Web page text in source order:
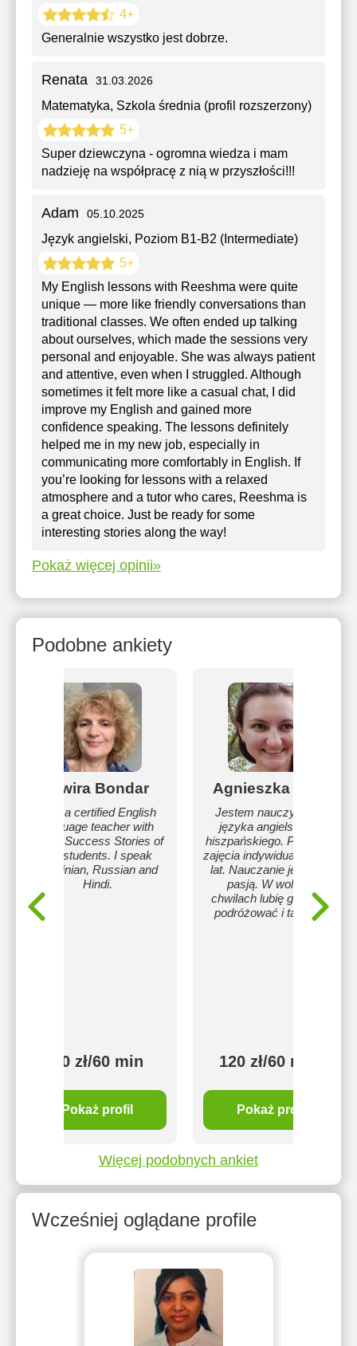
4+
Generalnie wszystko jest dobrze.
Renata 31.03.2026
Matematyka, Szkola średnia (profil rozszerzony)
5+
Super dziewczyna - ogromna wiedza i mam
nadzieję na współpracę z nią w przyszłości!!!
Adam 05.10.2025
Język angielski, Poziom B1-B2 (Intermediate)
5+
My English lessons with Reeshma were quite
unique — more like friendly conversations than
traditional classes. We often ended up talking
about ourselves, which made the sessions very
personal and enjoyable. She was always patient
and attentive, even when I struggled. Although
sometimes it felt more like a casual chat, I did
improve my English and gained more
confidence speaking. The lessons definitely
helped me in my new job, especially in
communicating more comfortably in English. If
you’re looking for lessons with a relaxed
atmosphere and a tutor who cares, Reeshma is
a great choice. Just be ready for some
interesting stories along the way!
Pokaż więcej opinii»
Podobne ankiety
Elwira Bondar
I am a certified English
language teacher with
many Success Stories of
my students. I speak
Ukrainian, Russian and
Hindi.
100 zł/60 min
Pokaż profil
Agnieszka Ośka
Jestem nauczycielem
języka angielskiego i
hiszpańskiego. Prowadzę
zajęcia indywidualne od 13
lat. Nauczanie jest moją
pasją. W wolnych
chwilach lubię gotować,
podróżować i tańczyć.
120 zł/60 min
Pokaż profil
Więcej podobnych ankiet
Wcześniej oglądane profile